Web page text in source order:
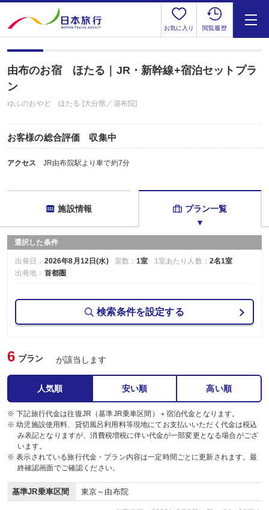
お気に入り 閲覧履歴
由布のお宿 ほたる｜JR・新幹線+宿泊セットプラ
ン
ゆふのおやど ほたる [大分県／湯布院]
お客様の総合評価 収集中
アクセス JR由布院駅より車で約7分
施設情報 プラン一覧
選択した条件
出発日： 2026年8月12日(水) 室数：1室 1室あたり人数： 2名1室
出発地： 首都圏
検索条件を設定する
6 プラン が該当します
人気順 安い順 高い順
※ 下記旅行代金は往復JR（基準JR乗車区間）＋宿泊代金となります。
※ 幼児施設使用料、貸切風呂利用料等現地にてお支払いいただく代金は税込
み表記となりますが、消費税増税に伴い代金が一部変更となる場合がござ
います。
※ 表示されている旅行代金・プラン内容は一定時間ごとに更新されます。最
終確認画面でご確認ください。
基準JR乗車区間 東京～由布院